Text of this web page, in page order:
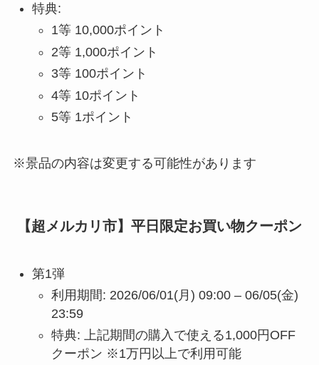
特典:
1等 10,000ポイント
2等 1,000ポイント
3等 100ポイント
4等 10ポイント
5等 1ポイント
※景品の内容は変更する可能性があります
【超メルカリ市】平日限定お買い物クーポン
第1弾
利用期間: 2026/06/01(月) 09:00 – 06/05(金)
23:59
特典: 上記期間の購入で使える1,000円OFF
クーポン ※1万円以上で利用可能